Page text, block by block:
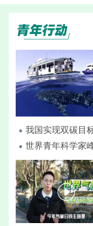
我国实现双碳目
世界青年科学家